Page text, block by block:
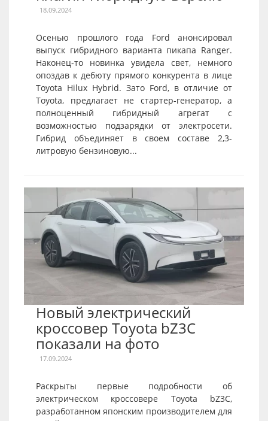
18.09.2024
Осенью прошлого года Ford анонсировал
выпуск гибридного варианта пикапа Ranger.
Наконец-то новинка увидела свет, немного
опоздав к дебюту прямого конкурента в лице
Toyota Hilux Hybrid. Зато Ford, в отличие от
Toyota, предлагает не стартер-генератор, а
полноценный гибридный агрегат с
возможностью подзарядки от электросети.
Гибрид объединяет в своем составе 2,3-
литровую бензиновую...
Новый электрический
кроссовер Toyota bZ3C
показали на фото
17.09.2024
Раскрыты первые подробности об
электрическом кроссовере Toyota bZ3C,
разработанном японским производителем для